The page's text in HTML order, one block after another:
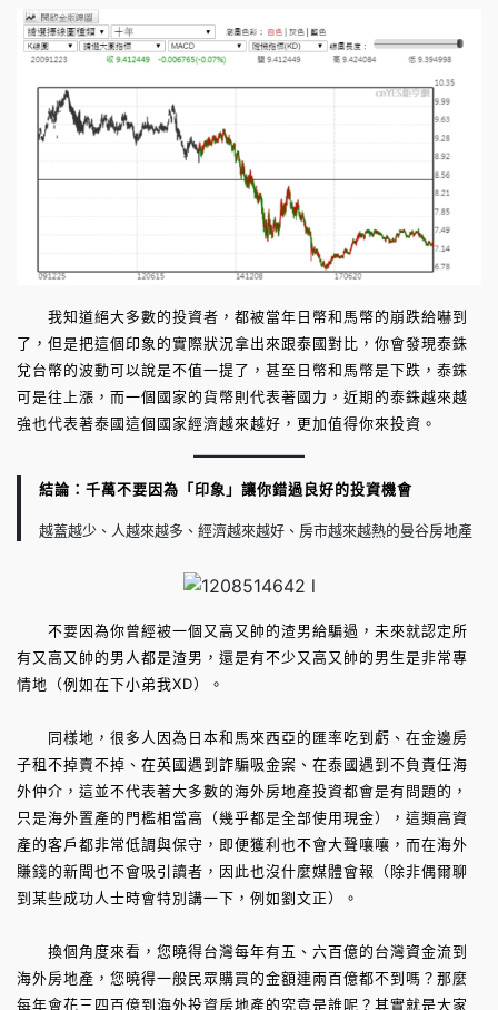
我知道絕大多數的投資者，都被當年日幣和馬幣的崩跌給嚇到
了，但是把這個印象的實際狀況拿出來跟泰國對比，你會發現泰銖
兌台幣的波動可以說是不值一提了，甚至日幣和馬幣是下跌，泰銖
可是往上漲，而一個國家的貨幣則代表著國力，近期的泰銖越來越
強也代表著泰國這個國家經濟越來越好，更加值得你來投資。
結論：千萬不要因為「印象」讓你錯過良好的投資機會
越蓋越少、人越來越多、經濟越來越好、房市越來越熱的曼谷房地產
不要因為你曾經被一個又高又帥的渣男給騙過，未來就認定所
有又高又帥的男人都是渣男，還是有不少又高又帥的男生是非常專
情地（例如在下小弟我XD）。
同樣地，很多人因為日本和馬來西亞的匯率吃到虧、在金邊房
子租不掉賣不掉、在英國遇到詐騙吸金案、在泰國遇到不負責任海
外仲介，這並不代表著大多數的海外房地產投資都會是有問題的，
只是海外置產的門檻相當高（幾乎都是全部使用現金），這類高資
產的客戶都非常低調與保守，即便獲利也不會大聲嚷嚷，而在海外
賺錢的新聞也不會吸引讀者，因此也沒什麼媒體會報（除非偶爾聊
到某些成功人士時會特別講一下，例如劉文正）。
換個角度來看，您曉得台灣每年有五、六百億的台灣資金流到
海外房地產，您曉得一般民眾購買的金額連兩百億都不到嗎？那麼
每年會花三四百億到海外投資房地產的究竟是誰呢？其實就是大家